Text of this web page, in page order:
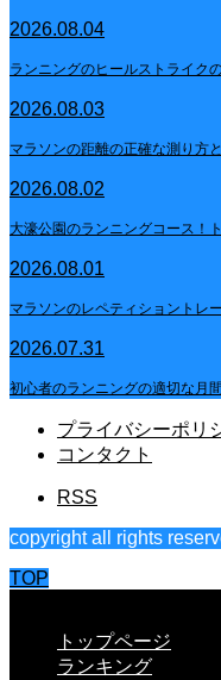
2026.08.04
ランニングのヒールストライク
2026.08.03
マラソンの距離の正確な測り方
2026.08.02
大濠公園のランニングコース！
2026.08.01
マラソンのレペティショントレ
2026.07.31
初心者のランニングの適切な月
プライバシーポリ
コンタクト
RSS
copyright all rights
TOP
トップページ
ランキング